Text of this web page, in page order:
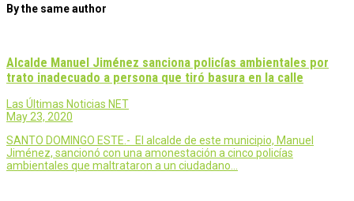
By the same author
Alcalde Manuel Jiménez sanciona policías ambientales por
trato inadecuado a persona que tiró basura en la calle
Las Últimas Noticias NET
May 23, 2020
SANTO DOMINGO ESTE.- El alcalde de este municipio, Manuel
Jiménez, sancionó con una amonestación a cinco policías
ambientales que maltrataron a un ciudadano…